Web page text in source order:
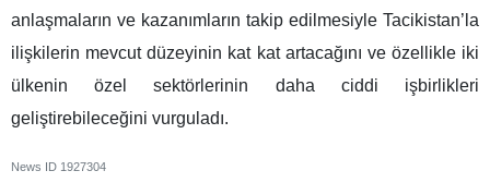
anlaşmaların ve kazanımların takip edilmesiyle Tacikistan’la
ilişkilerin mevcut düzeyinin kat kat artacağını ve özellikle iki
ülkenin özel sektörlerinin daha ciddi işbirlikleri
geliştirebileceğini vurguladı.
News ID 1927304